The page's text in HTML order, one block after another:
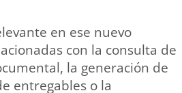
en ese nuevo
con la consulta de
la generación de
entregables o la